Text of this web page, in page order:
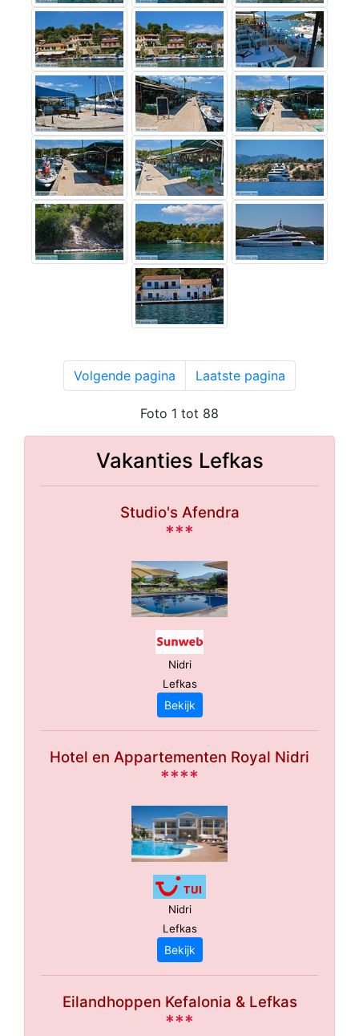
Volgende pagina Laatste pagina
Foto 1 tot 88
Vakanties Lefkas
Studio's Afendra
***
Nidri
Lefkas
Bekijk
Hotel en Appartementen Royal Nidri
****
Nidri
Lefkas
Bekijk
Eilandhoppen Kefalonia & Lefkas
***